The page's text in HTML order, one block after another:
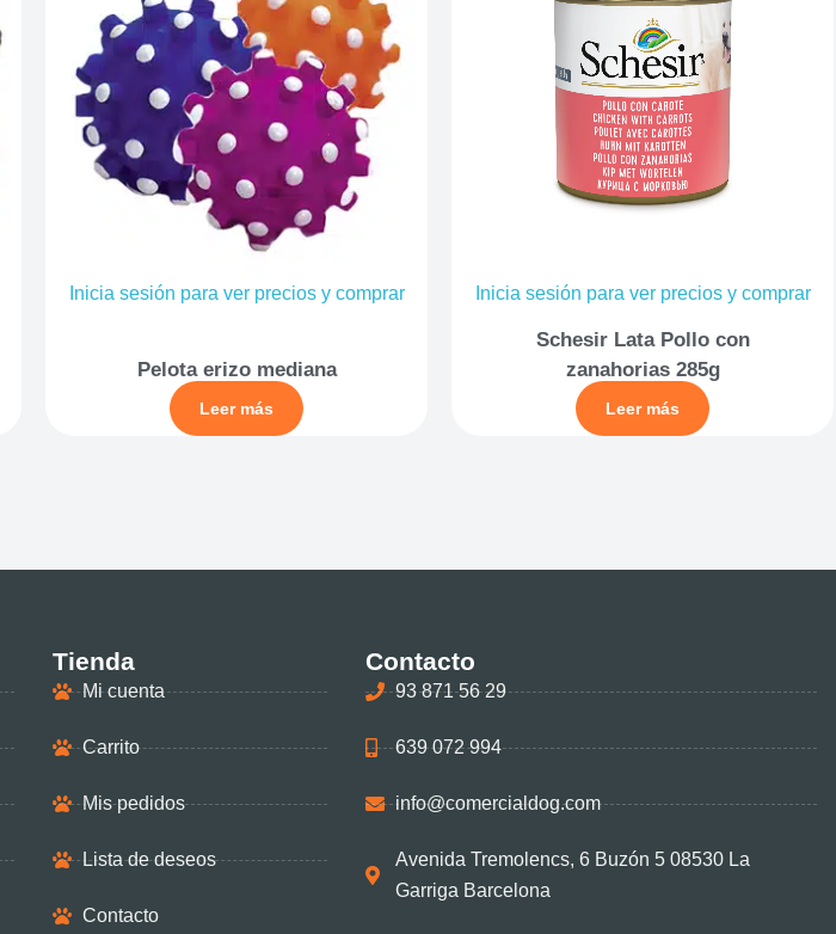
Inicia sesión para ver precios y comprar
Pelota erizo mediana
Leer más
Inicia sesión para ver precios y comprar
Schesir Lata Pollo con
zanahorias 285g
Leer más
Tienda
Mi cuenta
Carrito
Mis pedidos
Lista de deseos
Contacto
Contacto
93 871 56 29
639 072 994
info@comercialdog.com
Avenida Tremolencs, 6 Buzón 5 08530 La
Garriga Barcelona